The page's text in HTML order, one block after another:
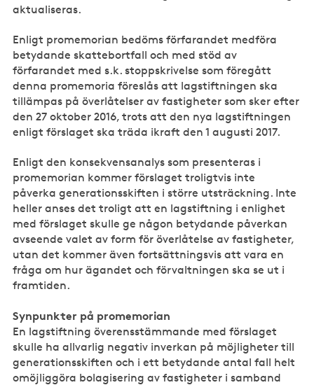
aktualiseras.
Enligt promemorian bedöms förfarandet medföra
betydande skattebortfall och med stöd av
förfarandet med s.k. stoppskrivelse som föregått
denna promemoria föreslås att lagstiftningen ska
tillämpas på överlåtelser av fastigheter som sker efter
den 27 oktober 2016, trots att den nya lagstiftningen
enligt förslaget ska träda ikraft den 1 augusti 2017.
Enligt den konsekvensanalys som presenteras i
promemorian kommer förslaget troligtvis inte
påverka generationsskiften i större utsträckning. Inte
heller anses det troligt att en lagstiftning i enlighet
med förslaget skulle ge någon betydande påverkan
avseende valet av form för överlåtelse av fastigheter,
utan det kommer även fortsättningsvis att vara en
fråga om hur ägandet och förvaltningen ska se ut i
framtiden.
Synpunkter på promemorian
En lagstiftning överensstämmande med förslaget
skulle ha allvarlig negativ inverkan på möjligheter till
generationsskiften och i ett betydande antal fall helt
omöjliggöra bolagisering av fastigheter i samband